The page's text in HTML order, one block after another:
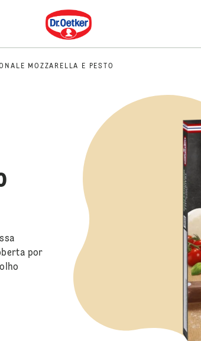
Dr. Oetker
MOZZARELLA E PESTO
por